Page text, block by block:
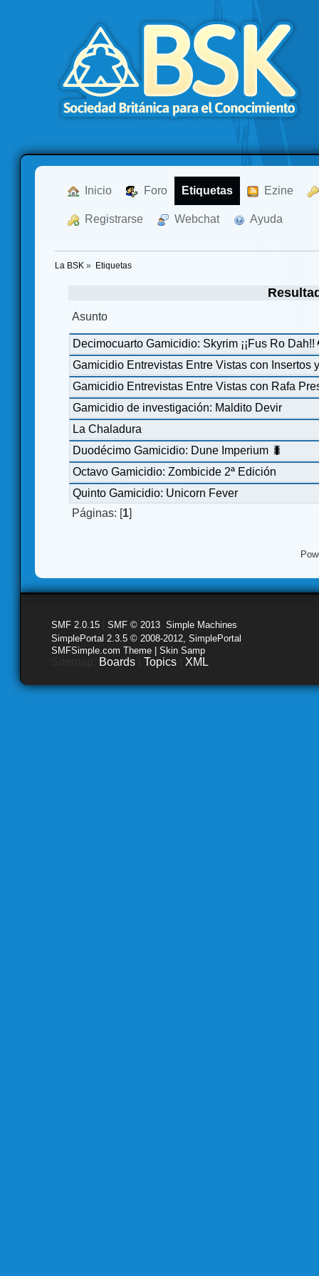
Inicio Foro Etiquetas Ezine
Registrarse Webchat Ayuda
La BSK » Etiquetas
Asunto
Decimocuarto Gamicidio: Skyrim ¡¡Fus Ro Dah!!
Gamicidio Entrevistas Entre Vistas con Insertos
Gamicidio Entrevistas Entre Vistas con Rafa
Gamicidio de investigación: Maldito Devir
La Chaladura
Duodécimo Gamicidio: Dune Imperium 🐛
Octavo Gamicidio: Zombicide 2ª Edición
Quinto Gamicidio: Unicorn Fever
Páginas: [1]
SMF 2.0.15 SMF © 2013 Simple Machines
SimplePortal 2.3.5 © 2008-2012, SimplePortal
SMFSimple.com Theme | Skin Samp
Boards Topics XML